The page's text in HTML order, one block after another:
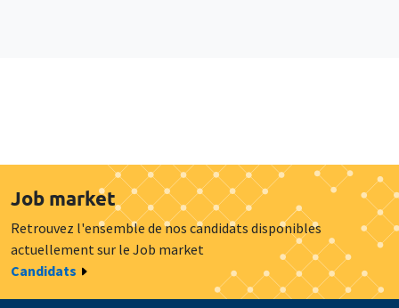
Job market
Retrouvez l'ensemble de nos candidats disponibles
actuellement sur le Job market
Candidats